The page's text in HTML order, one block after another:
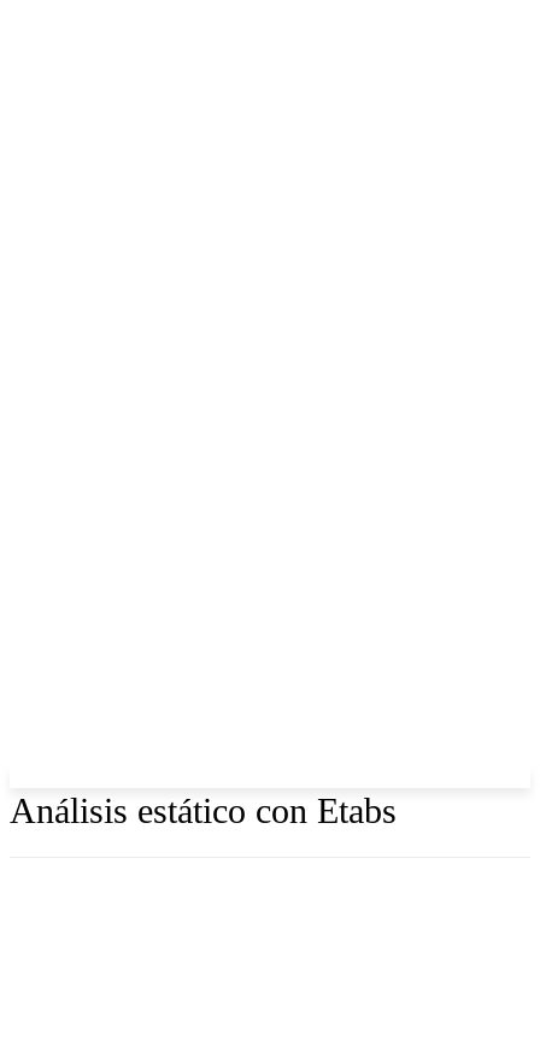
Análisis estático con Etabs